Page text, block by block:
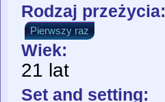
Rodzaj przeżycia:
Pierwszy raz
Wiek:
21 lat
Set and setting: